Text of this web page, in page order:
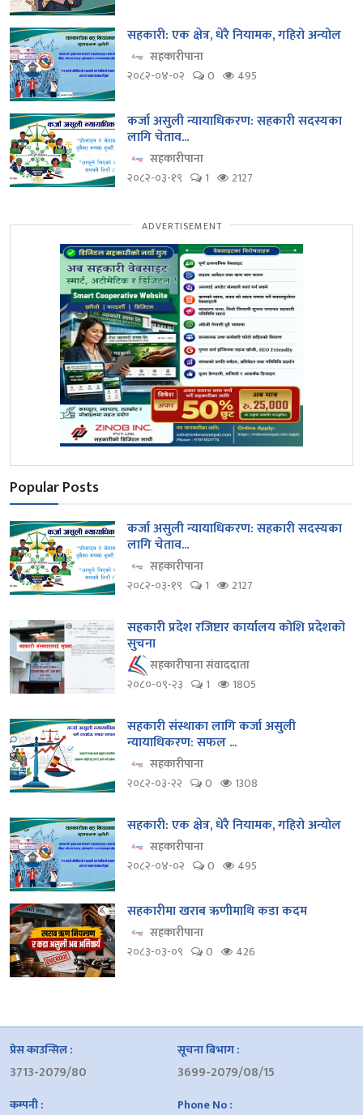
सहकारी: एक क्षेत्र, धेरै नियामक, गहिरो अन्योल
सहकारीपाना
२०८२-०४-०२
0 495
कर्जा असुली न्यायाधिकरण: सहकारी सदस्यका
लागि चेताव...
सहकारीपाना
२०८२-०३-१९
1 2127
ADVERTISEMENT
Popular Posts
कर्जा असुली न्यायाधिकरण: सहकारी सदस्यका
लागि चेताव...
सहकारीपाना
२०८२-०३-१९
1 2127
सहकारी प्रदेश रजिष्टार कार्यालय कोशि प्रदेशको
सुचना
सहकारीपाना संवाददाता
२०८०-०९-२३
1 1805
सहकारी संस्थाका लागि कर्जा असुली
न्यायाधिकरण: सफल ...
सहकारीपाना
२०८२-०३-२२
0 1308
सहकारी: एक क्षेत्र, धेरै नियामक, गहिरो अन्योल
सहकारीपाना
२०८२-०४-०२
0 495
सहकारीमा खराब ऋणीमाथि कडा कदम
सहकारीपाना
२०८३-०३-०९
0 426
प्रेस काउन्सिल :
3713-2079/80
सूचना बिभाग :
3699-2079/08/15
कम्पनी : Phone No :